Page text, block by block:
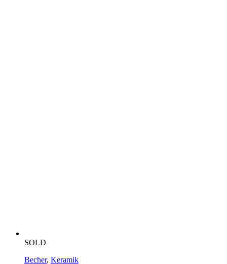
SOLD
Becher, Keramik